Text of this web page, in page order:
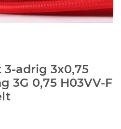
adrig 3x0,75
3G 0,75 H03VV-F